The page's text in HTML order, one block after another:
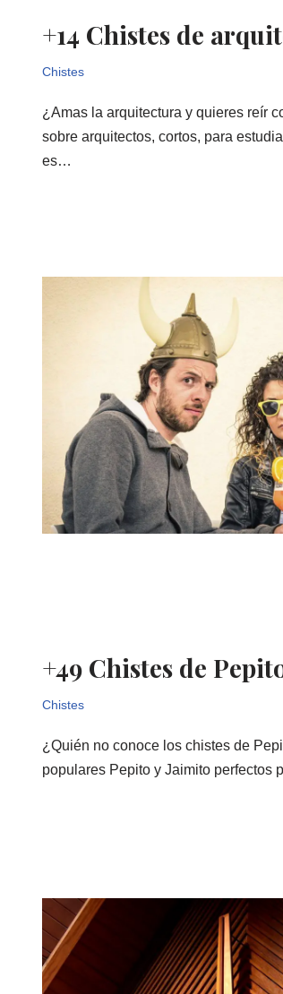
+14 Chistes de
Chistes
¿Amas la arquitectura y quieres reír
sobre arquitectos, cortos, para
es…
+49 Chistes de
Chistes
¿Quién no conoce los chistes de
populares Pepito y Jaimito perfectos